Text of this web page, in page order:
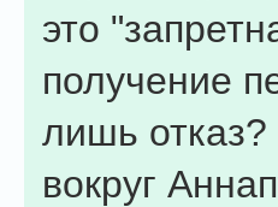
это
получение
лишь
вокруг